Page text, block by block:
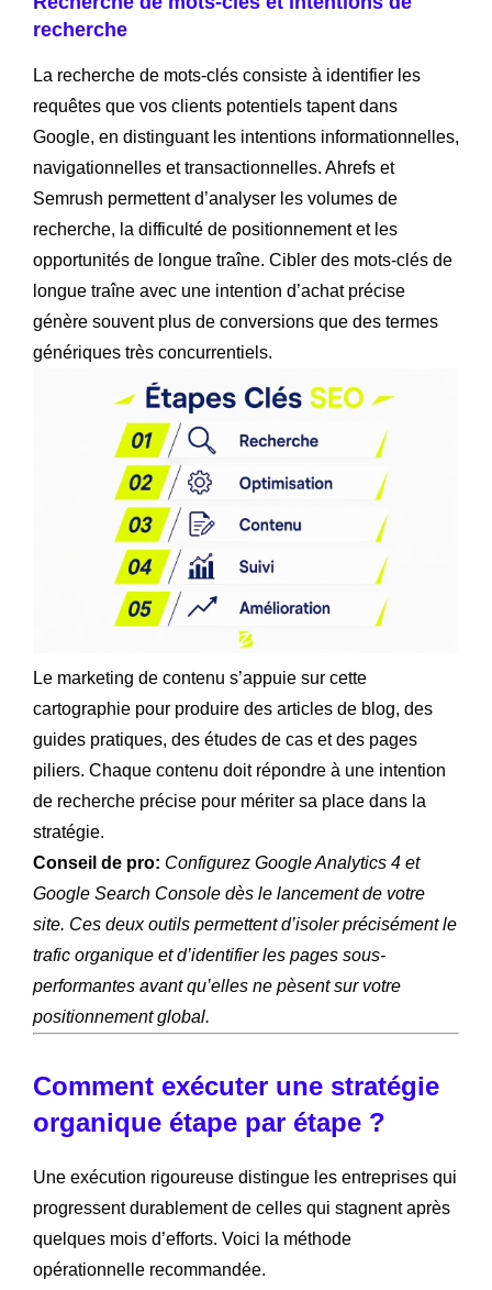
recherche
La recherche de mots-clés consiste à identifier les
requêtes que vos clients potentiels tapent dans
Google, en distinguant les intentions informationnelles,
navigationnelles et transactionnelles. Ahrefs et
Semrush permettent d’analyser les volumes de
recherche, la difficulté de positionnement et les
opportunités de longue traîne. Cibler des mots-clés de
longue traîne avec une intention d’achat précise
génère souvent plus de conversions que des termes
génériques très concurrentiels.
Le marketing de contenu s’appuie sur cette
cartographie pour produire des articles de blog, des
guides pratiques, des études de cas et des pages
piliers. Chaque contenu doit répondre à une intention
de recherche précise pour mériter sa place dans la
stratégie.
Conseil de pro: Configurez Google Analytics 4 et
Google Search Console dès le lancement de votre
site. Ces deux outils permettent d’isoler précisément le
trafic organique et d’identifier les pages sous-
performantes avant qu’elles ne pèsent sur votre
positionnement global.
Comment exécuter une stratégie
organique étape par étape ?
Une exécution rigoureuse distingue les entreprises qui
progressent durablement de celles qui stagnent après
quelques mois d’efforts. Voici la méthode
opérationnelle recommandée.